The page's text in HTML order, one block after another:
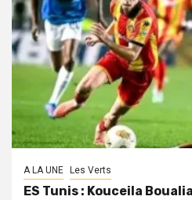
A LA UNE Les Verts
ES Tunis : Kouceila